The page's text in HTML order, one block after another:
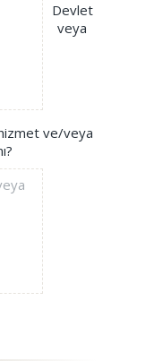
Devlet
veya
ve/veya